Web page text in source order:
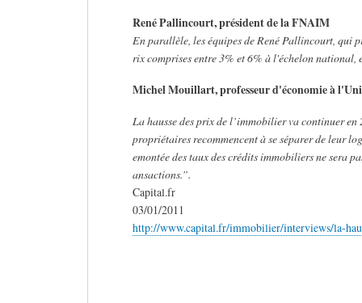
René Pallincourt, président de la FNAIM
En parallèle, les équipes de René Pallincourt, qui
rix comprises entre 3% et 6% à l'échelon
Michel Mouillart, professeur d'économie à
La hausse des prix de l’immobilier va continuer
propriétaires recommencent à se séparer de leur
emontée des taux des crédits immobiliers ne sera
ansactions.”.
Capital.fr
03/01/2011
http://www.capital.fr/immobilier/interviews/la-